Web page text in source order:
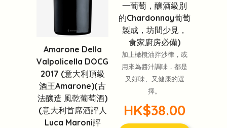
Amarone Della
Valpolicella DOCG
2017 (意大利頂級
酒王Amarone)(古
法釀造 風乾葡萄酒)
(意大利首席酒評人
Luca Maroni評
一葡萄，釀酒級別
的Chardonnay葡萄
製成，坊間少見，
食家廚房必備)
加上橄欖油拌沙律，或
用來為醬汁調味，都是
又好味、又健康的選
擇。
HK$38.00